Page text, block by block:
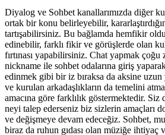
Diyalog ve Sohbet kanallarımızda diğer
ortak bir konu belirleyebilir,
tartışabilirsiniz. Bu bağlamda hemfikir
edinebilir, farklı fikir ve görüşlerde olan
fırtınası yapabilirsiniz. Chat yapmak çoğu
nickname ile sohbet odalarına giriş
edinmek gibi bir iz bıraksa da aksine uzun
ve kurulan arkadaşlıkların da temelini
amacına göre farklılık göstermektedir. Siz
neyi talep ederseniz biz sizlerin amaçları
ve değişmeye devam edeceğiz. Sohbet,
biraz da ruhun gıdası olan müziğe ihtiyaç